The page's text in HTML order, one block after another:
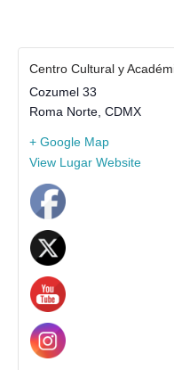
Centro Cultural y
Cozumel 33
Roma Norte, CDMX
+ Google Map
View Lugar Website